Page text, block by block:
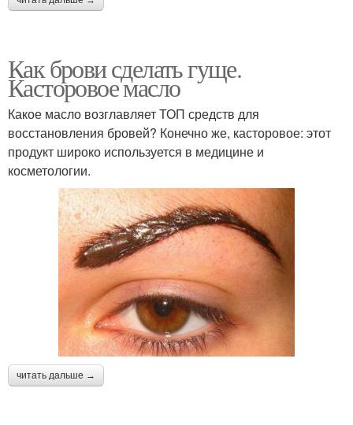
Как брови сделать гуще.
Касторовое масло
Какое масло возглавляет ТОП средств для
восстановления бровей? Конечно же, касторовое: этот
продукт широко используется в медицине и
косметологии.
читать дальше →